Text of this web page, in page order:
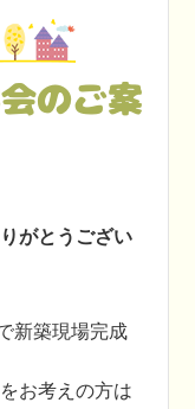
のご案
がとうござい
新築現場完成
お考えの方は